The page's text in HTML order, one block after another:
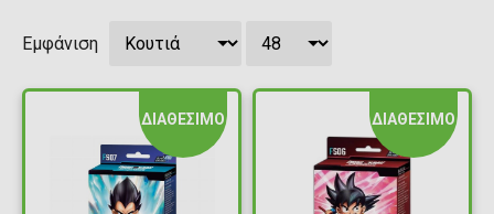
Εμφάνιση
ΔΙΑΘΕΣΙΜΟ ΔΙΑΘΕΣΙΜΟ